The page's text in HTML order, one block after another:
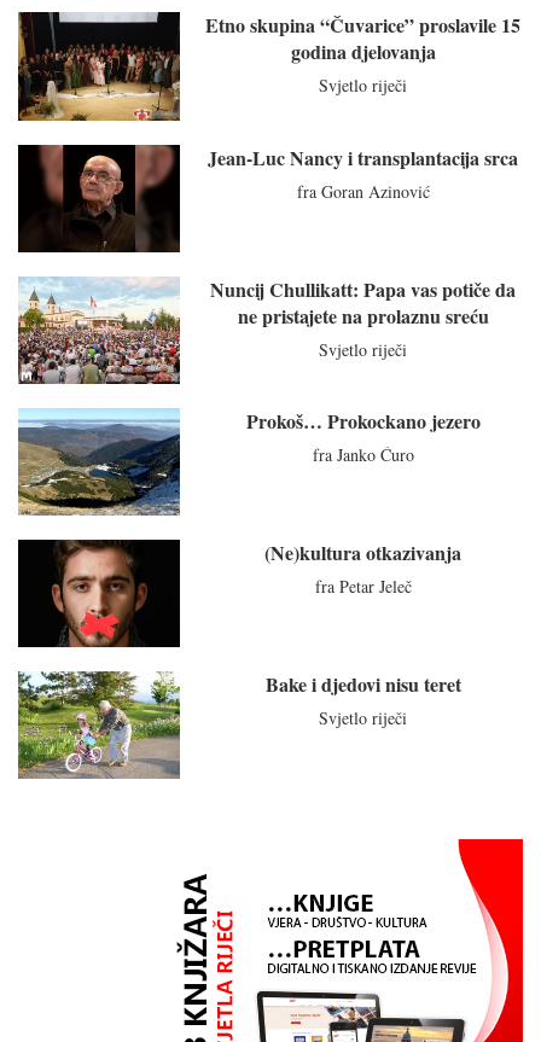
Etno skupina “Čuvarice” proslavile 15
godina djelovanja
Svjetlo riječi
Jean-Luc Nancy i transplantacija srca
fra Goran Azinović
Nuncij Chullikatt: Papa vas potiče da
ne pristajete na prolaznu sreću
Svjetlo riječi
Prokoš… Prokockano jezero
fra Janko Ćuro
(Ne)kultura otkazivanja
fra Petar Jeleč
Bake i djedovi nisu teret
Svjetlo riječi